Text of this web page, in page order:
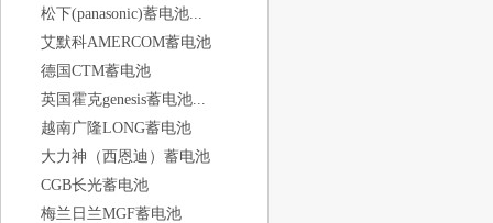
松下(panasonic)蓄电池...
艾默科AMERCOM蓄电池
德国CTM蓄电池
英国霍克genesis蓄电池...
越南广隆LONG蓄电池
大力神（西恩迪）蓄电池
CGB长光蓄电池
梅兰日兰MGF蓄电池